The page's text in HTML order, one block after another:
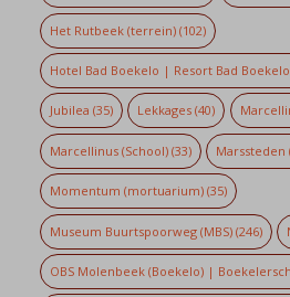
Het Rutbeek (terrein)(102)
Hotel Bad Boekelo | Resort Bad Boekelo
Jubilea (35) Lekkages (40)
Marcellinus (School)(33)
Momentum (mortuarium)(35)
Museum Buurtspoorweg (MBS)(246)
OBS Molenbeek (Boekelo) |